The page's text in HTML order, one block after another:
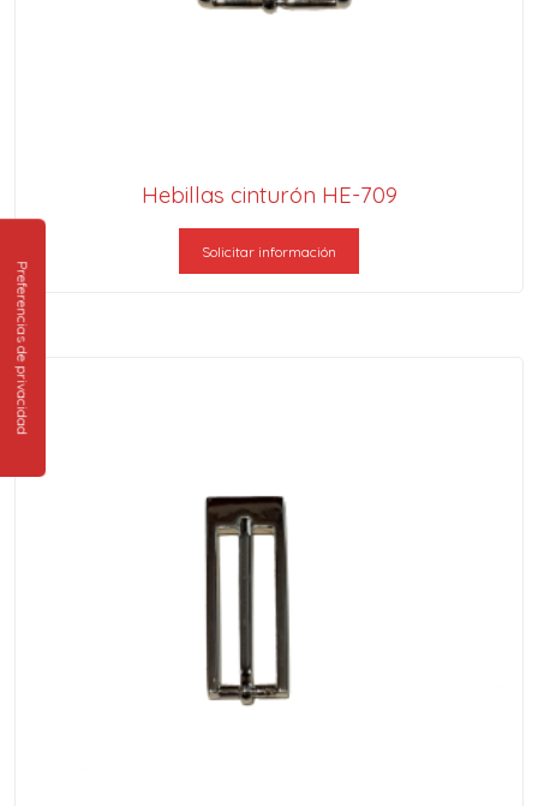
Hebillas cinturón HE-709
Solicitar información